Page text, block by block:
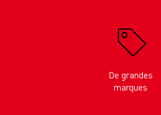
De grandes
marques